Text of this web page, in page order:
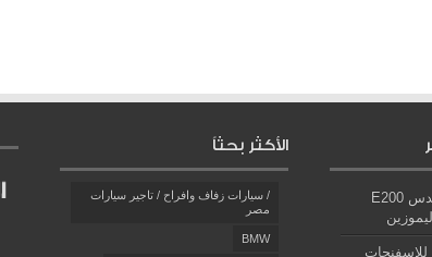
تأجير سيارات مرسيدس E200
الأكثر بحثاً
/ سيارات زفاف وافراح / تاجير سيارات
مصر
BMW